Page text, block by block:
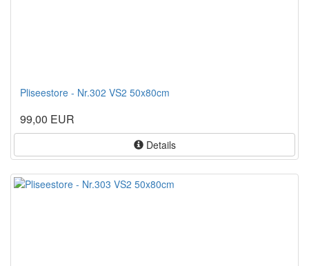
Pliseestore - Nr.302 VS2 50x80cm
99,00 EUR
Details